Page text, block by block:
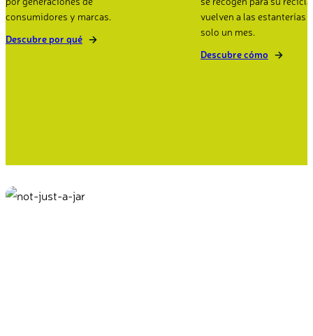
consumidores y marcas.
Descubre por qué
vuelven a las estanterías
solo un mes.
Descubre cómo